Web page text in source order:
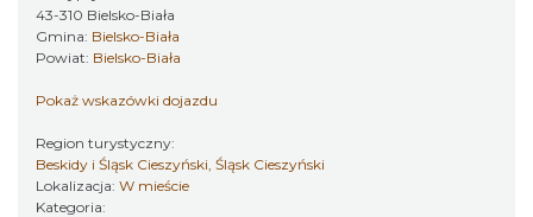
43-310 Bielsko-Biała
Gmina: Bielsko-Biała
Powiat: Bielsko-Biała
Pokaż wskazówki dojazdu
Region turystyczny:
Beskidy i Śląsk Cieszyński, Śląsk Cieszyński
Lokalizacja: W mieście
Kategoria: